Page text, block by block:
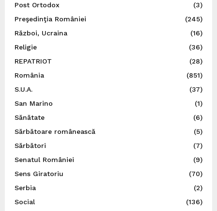
Post Ortodox
(3)
Preşedinţia României
(245)
Război, Ucraina
(16)
Religie
(36)
REPATRIOT
(28)
România
(851)
S.U.A.
(37)
San Marino
(1)
Sănătate
(6)
Sărbătoare românească
(5)
Sărbători
(7)
Senatul României
(9)
Sens Giratoriu
(70)
Serbia
(2)
Social
(136)